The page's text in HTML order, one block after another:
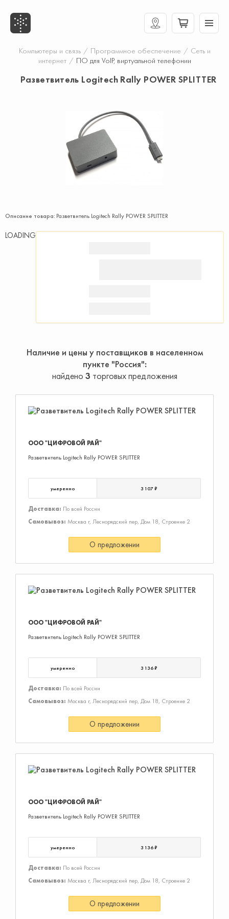
Компьютеры и связь / Программное обеспечение / Сеть и
интернет / ПО для VoIP, виртуальной телефонии
Разветвитель Logitech Rally POWER SPLITTER
Описание товара: Разветвитель Logitech Rally POWER SPLITTER
LOADING
Наличие и цены у поставщиков в населенном
пункте "Россия"
найдено 3 торговых предложения
ООО "ЦИФРОВОЙ РАЙ"
Разветвитель Logitech Rally POWER SPLITTER
умеренно 3 107 ₽
Доставка: По всей России
Самовывоз: Москва г, Леснорядский пер, Дом 18, Строение 2
О предложении
ООО "ЦИФРОВОЙ РАЙ"
Разветвитель Logitech Rally POWER SPLITTER
умеренно 3 136 ₽
Доставка: По всей России
Самовывоз: Москва г, Леснорядский пер, Дом 18, Строение 2
О предложении
ООО "ЦИФРОВОЙ РАЙ"
Разветвитель Logitech Rally POWER SPLITTER
умеренно 3 136 ₽
Доставка: По всей России
Самовывоз: Москва г, Леснорядский пер, Дом 18, Строение 2
О предложении